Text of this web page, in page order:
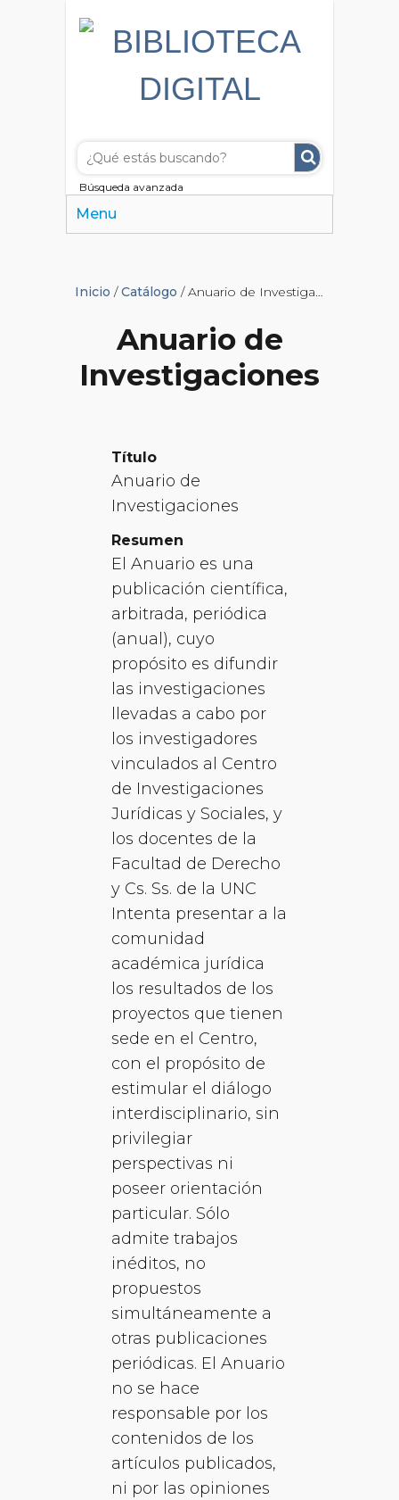
Búsqueda avanzada
Menu
Inicio /Catálogo / Anuario de Investigaciones
Anuario de
Investigaciones
Título
Anuario de
Investigaciones
Resumen
El Anuario es una
publicación científica,
arbitrada, periódica
(anual), cuyo
propósito es difundir
las investigaciones
llevadas a cabo por
los investigadores
vinculados al Centro
de Investigaciones
Jurídicas y Sociales, y
los docentes de la
Facultad de Derecho
y Cs. Ss. de la UNC
Intenta presentar a la
comunidad
académica jurídica
los resultados de los
proyectos que tienen
sede en el Centro,
con el propósito de
estimular el diálogo
interdisciplinario, sin
privilegiar
perspectivas ni
poseer orientación
particular. Sólo
admite trabajos
inéditos, no
propuestos
simultáneamente a
otras publicaciones
periódicas. El Anuario
no se hace
responsable por los
contenidos de los
artículos publicados,
ni por las opiniones